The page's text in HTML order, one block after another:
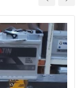
/
в Telegram